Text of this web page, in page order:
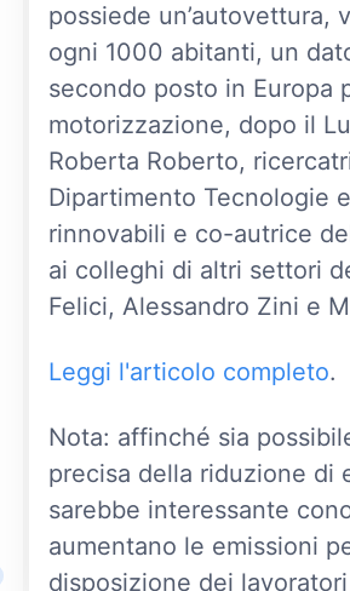
possiede un’autovettura,
ogni 1000 abitanti, un
secondo posto in Europa
motorizzazione, dopo il
Roberta Roberto,
Dipartimento Tecnologie
rinnovabili e co-autrice
ai colleghi di altri settori
Felici, Alessandro Zini e
Leggi l'articolo completo.
Nota: affinché sia
precisa della riduzione di
sarebbe interessante
aumentano le emissioni
disposizione dei